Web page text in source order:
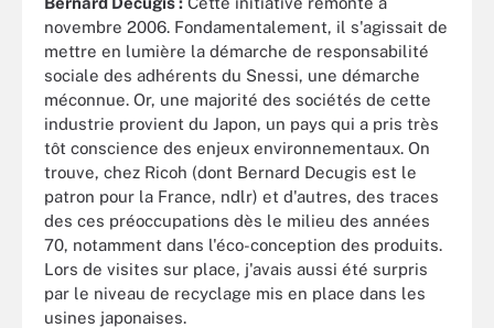
novembre 2006. Fondamentalement, il s'agissait de
mettre en lumière la démarche de responsabilité
sociale des adhérents du Snessi, une démarche
méconnue. Or, une majorité des sociétés de cette
industrie provient du Japon, un pays qui a pris très
tôt conscience des enjeux environnementaux. On
trouve, chez Ricoh (dont Bernard Decugis est le
patron pour la France, ndlr) et d'autres, des traces
des ces préoccupations dès le milieu des années
70, notamment dans l'éco-conception des produits.
Lors de visites sur place, j'avais aussi été surpris
par le niveau de recyclage mis en place dans les
usines japonaises.